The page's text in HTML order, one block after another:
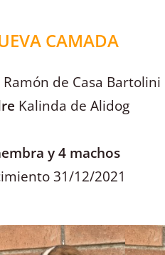
CAMADA
Ramón de Casa Bartolini
Kalinda de Alidog
y 4 machos
31/12/2021